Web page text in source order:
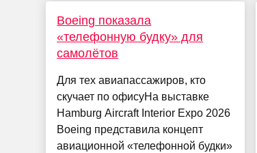
Boeing показала
«телефонную будку» для
самолётов
Для тех авиапассажиров, кто
скучает по офисуНа выставке
Hamburg Aircraft Interior Expo 2026
Boeing представила концепт
авиационной «телефонной будки»